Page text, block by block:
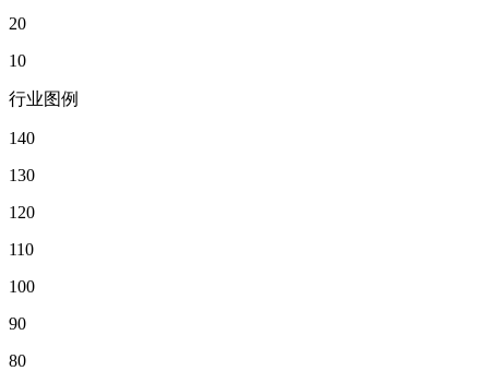
20
10
行业图例
140
130
120
110
100
90
80